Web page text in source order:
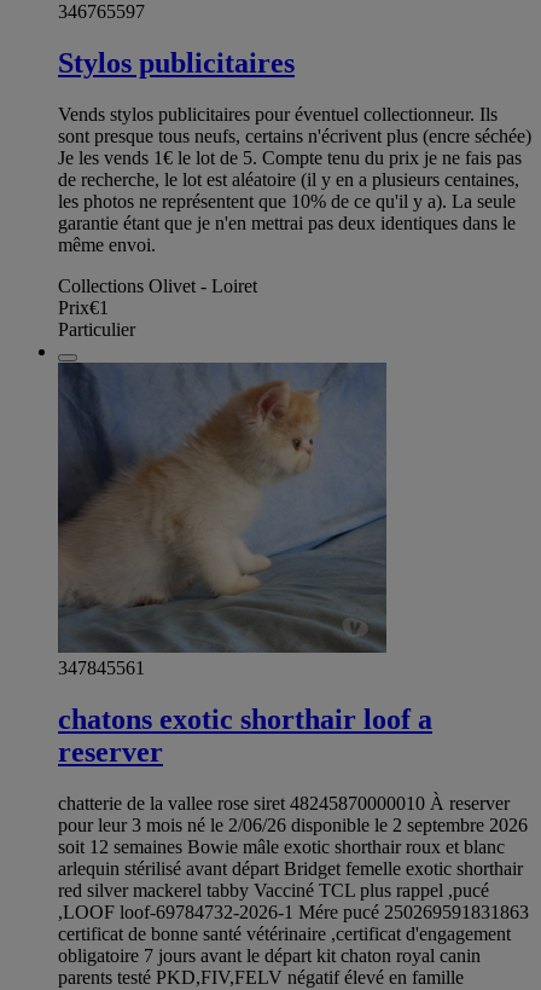
346765597
Stylos publicitaires
Vends stylos publicitaires pour éventuel collectionneur. Ils
sont presque tous neufs, certains n'écrivent plus (encre séchée)
Je les vends 1€ le lot de 5. Compte tenu du prix je ne fais pas
de recherche, le lot est aléatoire (il y en a plusieurs centaines,
les photos ne représentent que 10% de ce qu'il y a). La seule
garantie étant que je n'en mettrai pas deux identiques dans le
même envoi.
Collections Olivet - Loiret
Prix€1
Particulier
347845561
chatons exotic shorthair loof a
reserver
chatterie de la vallee rose siret 48245870000010 À reserver
pour leur 3 mois né le 2/06/26 disponible le 2 septembre 2026
soit 12 semaines Bowie mâle exotic shorthair roux et blanc
arlequin stérilisé avant départ Bridget femelle exotic shorthair
red silver mackerel tabby Vacciné TCL plus rappel ,pucé
,LOOF loof-69784732-2026-1 Mére pucé 250269591831863
certificat de bonne santé vétérinaire ,certificat d'engagement
obligatoire 7 jours avant le départ kit chaton royal canin
parents testé PKD,FIV,FELV négatif élevé en famille